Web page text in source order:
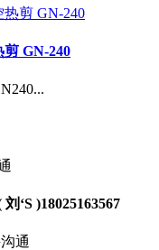
GN-240
‘S )18025163567
通